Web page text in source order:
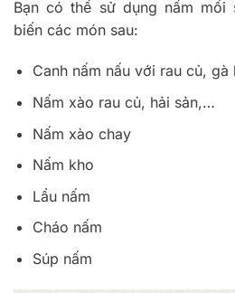
Bạn có thể sử dụng nấm mối
biến các món sau:
Canh nấm nấu với rau củ, gà
Nấm xào rau củ, hải sản,…
Nấm xào chay
Nấm kho
Lẩu nấm
Cháo nấm
Súp nấm